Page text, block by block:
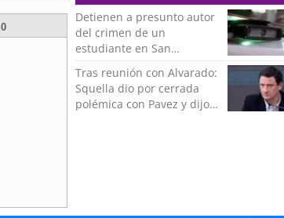
0
Detienen a presunto autor
del crimen de un
estudiante en San
Bernardo
Tras reunión con Alvarado:
Squella dio por cerrada
polémica con Pavez y dijo